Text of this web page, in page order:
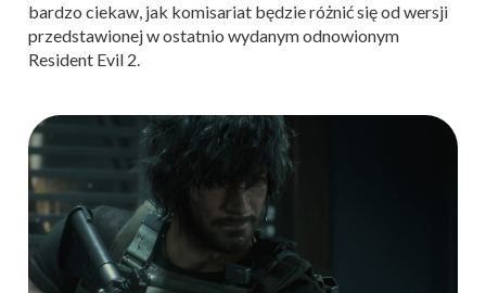
bardzo ciekaw, jak komisariat będzie różnić się od wersji
przedstawionej w ostatnio wydanym odnowionym
Resident Evil 2.